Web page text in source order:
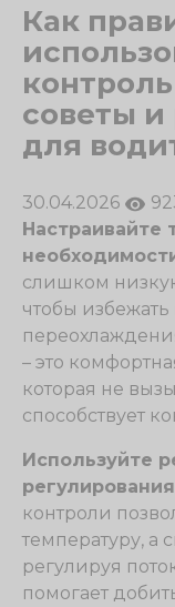
Как
советы
для
30.04.2026
Настраивайте
слишком
чтобы
– это
которая не
способствует
Используйте
регулирования
контроли
температуру, а
регулируя
помогает